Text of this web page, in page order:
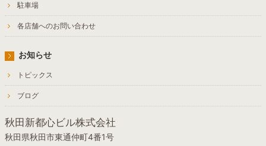
駐車場
各店舗へのお問い合わせ
お知らせ
トピックス
ブログ
秋田新都心ビル株式会社
秋田県秋田市東通仲町4番1号